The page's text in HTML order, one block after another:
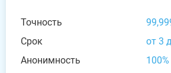
Точность
Срок
от 3
Анонимность
100%